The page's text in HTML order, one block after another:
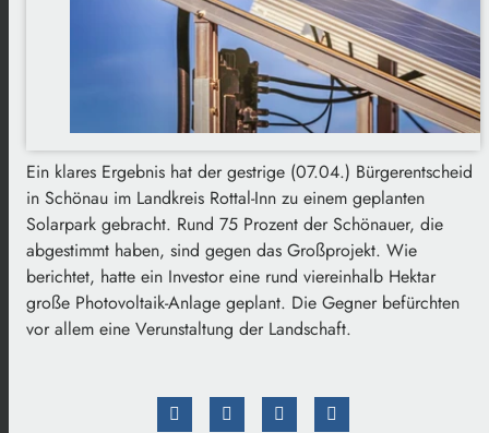
Ein klares Ergebnis hat der gestrige (07.04.) Bürgerentscheid
in Schönau im Landkreis Rottal-Inn zu einem geplanten
Solarpark gebracht. Rund 75 Prozent der Schönauer, die
abgestimmt haben, sind gegen das Großprojekt. Wie
berichtet, hatte ein Investor eine rund viereinhalb Hektar
große Photovoltaik-Anlage geplant. Die Gegner befürchten
vor allem eine Verunstaltung der Landschaft.